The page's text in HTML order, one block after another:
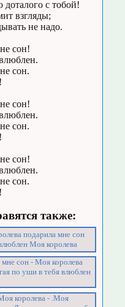
доталого с тобой!
взгляды;
не надо.
сон!
сон.
сон!
сон.
сон!
сон.
также:
подарила мне сон
Моя королева
сон - Моя королева
по уши в тебя влюблен
королева - .Моя